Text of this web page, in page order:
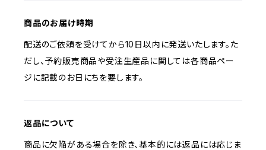
商品のお届け時期
配送のご依頼を受けてから10日以内に発送いたします。た
だし、予約販売商品や受注生産品に関しては各商品ペー
ジに記載のお日にちを要します。
返品について
商品に欠陥がある場合を除き、基本的には返品には応じま